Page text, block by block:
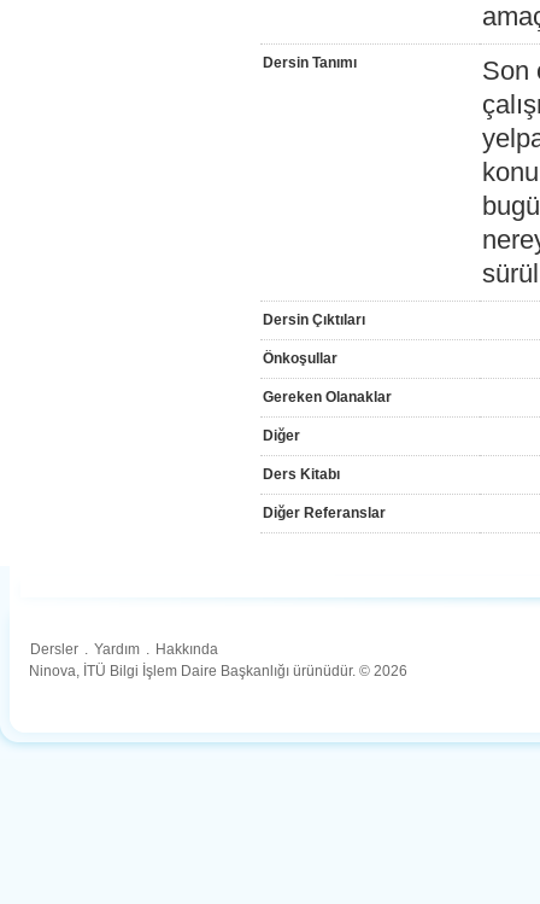
Dersin Tanımı
Son
Dersin Çıktıları
Önkoşullar
Gereken Olanaklar
Diğer
Ders Kitabı
Diğer Referanslar
Dersler . Yardım . Hakkında
Ninova, İTÜ Bilgi İşlem Daire Başkanlığı ürünüdür. © 2026